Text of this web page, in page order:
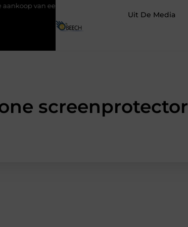
een scooter in Antwerpen
Uit De Media
screenprotector